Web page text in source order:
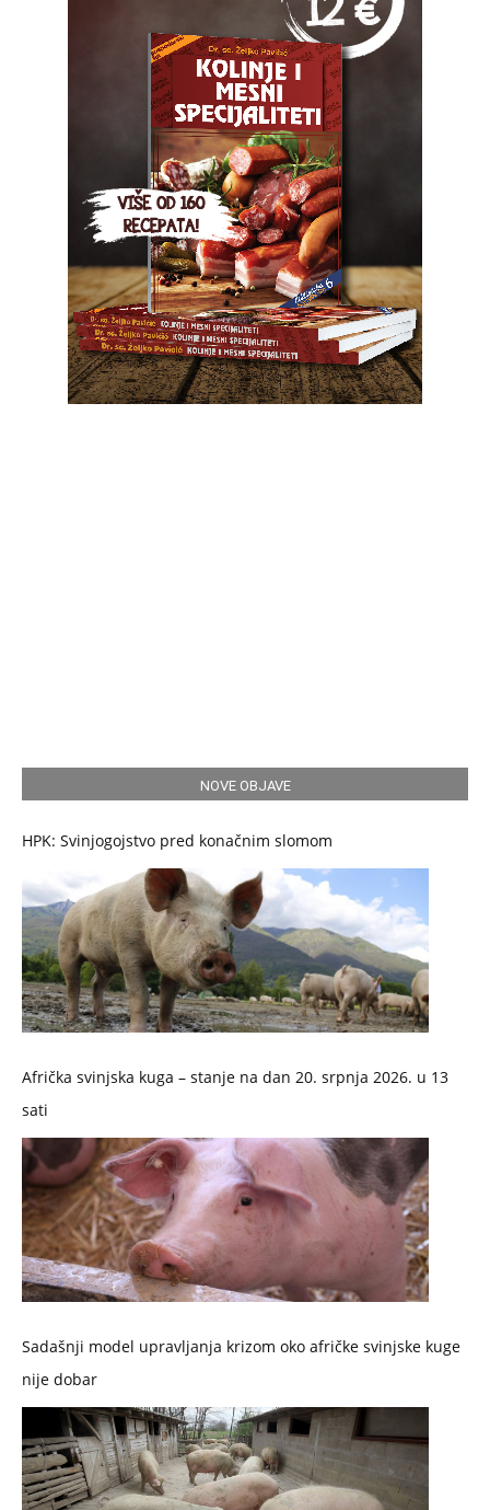
NOVE OBJAVE
HPK: Svinjogojstvo pred konačnim slomom
Afrička svinjska kuga – stanje na dan 20. srpnja 2026. u 13
sati
Sadašnji model upravljanja krizom oko afričke svinjske kuge
nije dobar